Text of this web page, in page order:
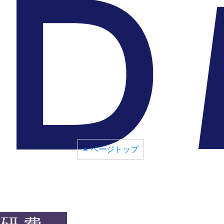
ページトップ